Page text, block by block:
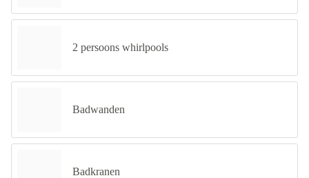
2 persoons whirlpools
Badwanden
Badkranen